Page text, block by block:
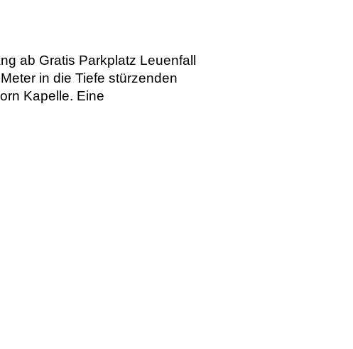
ab Gratis Parkplatz Leuenfall
in die Tiefe stürzenden
Kapelle. Eine